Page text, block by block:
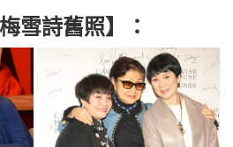
雪詩舊照】：